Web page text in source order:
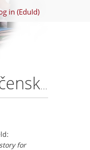
in (EduId)
Žďár nad Sázavou v období normalizace - příspěvek k politické a společenské situaci a k výstavbě ve městě – Bc. Jan Liml
for